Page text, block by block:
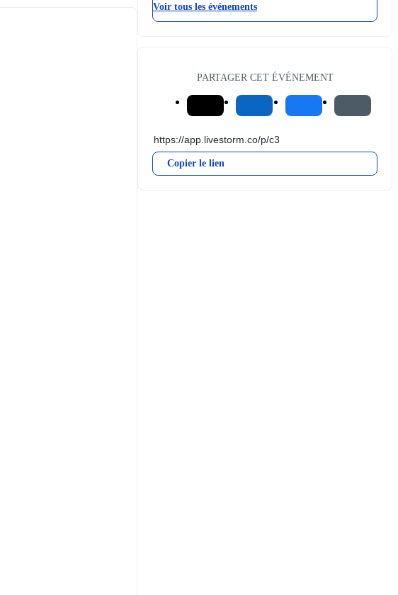
Voir tous les événements
PARTAGER CET ÉVÉNEMENT
Copier le lien